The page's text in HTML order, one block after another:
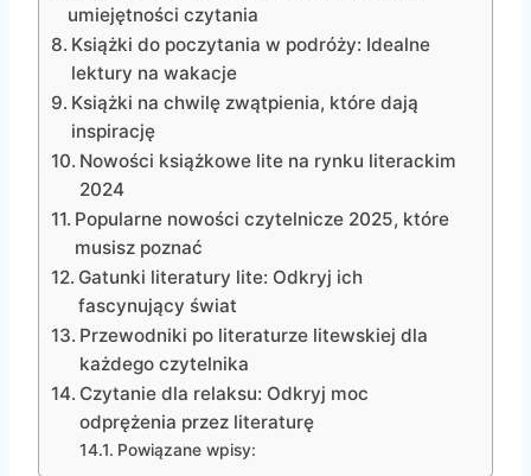
umiejętności czytania
Książki do poczytania w podróży: Idealne
lektury na wakacje
Książki na chwilę zwątpienia, które dają
inspirację
Nowości książkowe lite na rynku literackim
2024
Popularne nowości czytelnicze 2025, które
musisz poznać
Gatunki literatury lite: Odkryj ich
fascynujący świat
Przewodniki po literaturze litewskiej dla
każdego czytelnika
Czytanie dla relaksu: Odkryj moc
odprężenia przez literaturę
Powiązane wpisy: